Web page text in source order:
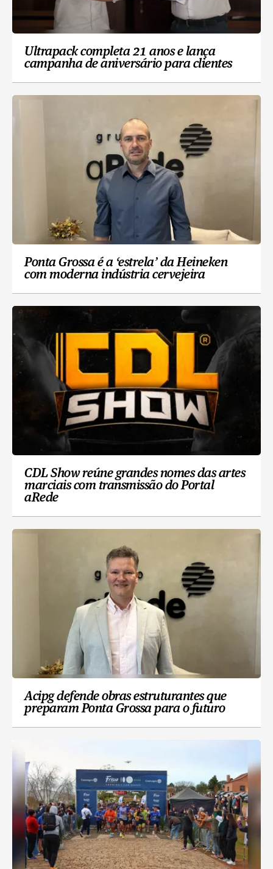
Ultrapack completa 21 anos e lança
campanha de aniversário para clientes
Ponta Grossa é a ‘estrela’ da Heineken
com moderna indústria cervejeira
CDL Show reúne grandes nomes das artes
marciais com transmissão do Portal
aRede
Acipg defende obras estruturantes que
preparam Ponta Grossa para o futuro